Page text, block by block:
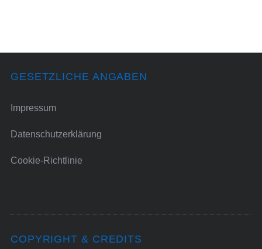
GESETZLICHE ANGABEN
Impressum
Datenschutzerklärung
Cookie-Richtlinie
COPYRIGHT & CREDITS